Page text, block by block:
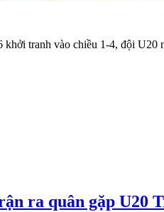
tranh vào chiều 1-4, đội
ra quân gặp U20